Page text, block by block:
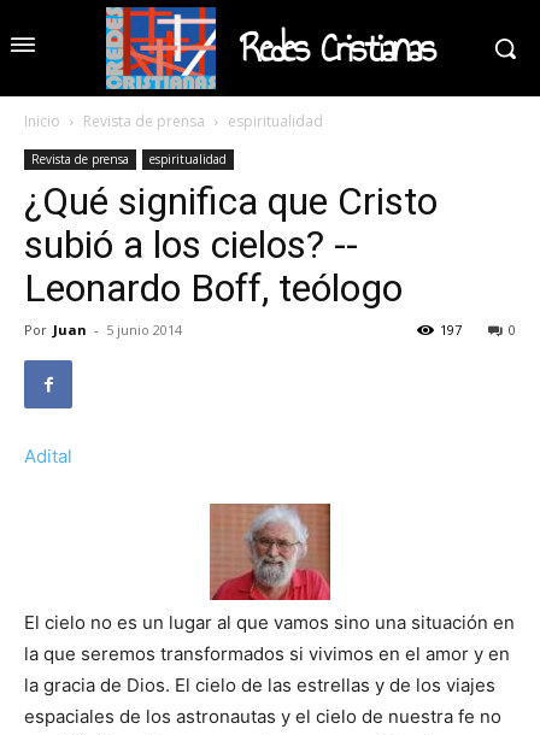
Redes Cristianas
Inicio Revista de prensa espiritualidad
Revista de prensa espiritualidad
¿Qué significa que Cristo
subió a los cielos? --
Leonardo Boff, teólogo
Por Juan - 5 junio 2014 0
197
Adital
El cielo no es un lugar al que vamos sino una situación en
la que seremos transformados si vivimos en el amor y en
la gracia de Dios. El cielo de las estrellas y de los viajes
espaciales de los astronautas y el cielo de nuestra fe no